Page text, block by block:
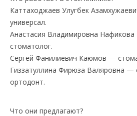
Каттаходжаев Улугбек
универсал.
Анастасия Владимировна
стоматолог.
Сергей Фанилиевич Каюмов —
Гиззатуллина Фирюза Валяровна —
ортодонт.
Что они предлагают?